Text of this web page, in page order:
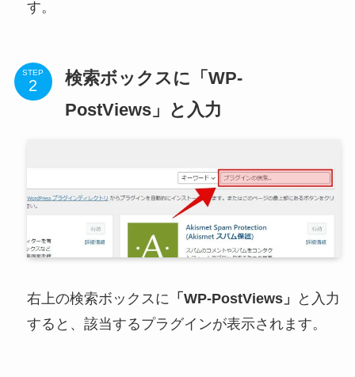
す。
STEP
検索ボックスに「WP-
PostViews」と入力
右上の検索ボックスに 「WP-PostViews」
と入力
すると、該当するプラグインが表示されます。